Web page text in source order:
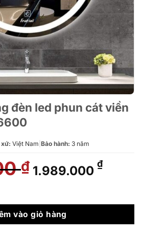
đèn led phun cát viền
xứ: Việt Nam Bảo hành: 3 năm
₫ Giá
gốc
2.486.000 ₫.
1.989.000 ₫Giá
là:
phun cát viền Fratini 390606600 số
vào giỏ hàng